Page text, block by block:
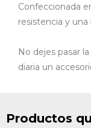
Confeccionada
resistencia y una
No dejes pasar
diaria un
Productos